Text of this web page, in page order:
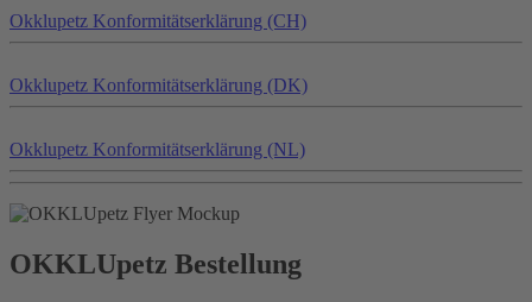
Okklupetz Konformitätserklärung (CH)
Okklupetz Konformitätserklärung (DK)
Okklupetz Konformitätserklärung (NL)
OKKLUpetz Bestellung